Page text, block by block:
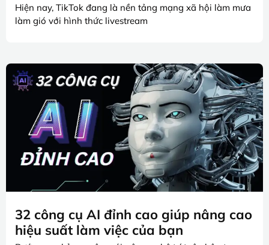
Hiện nay, TikTok đang là nền tảng mạng xã hội làm mưa
làm gió với hình thức livestream
32 công cụ AI đỉnh cao giúp nâng cao
hiệu suất làm việc của bạn